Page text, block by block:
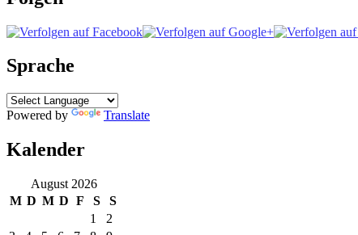
Sprache
Powered by Translate
Kalender
August 2026
M D M D F S
S
1
2